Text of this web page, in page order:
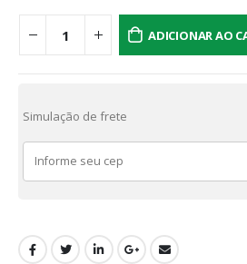
ADICIONAR AO
Simulação de frete